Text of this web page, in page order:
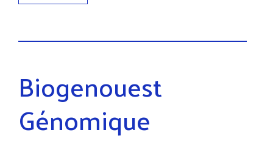
Biogenouest
Génomique